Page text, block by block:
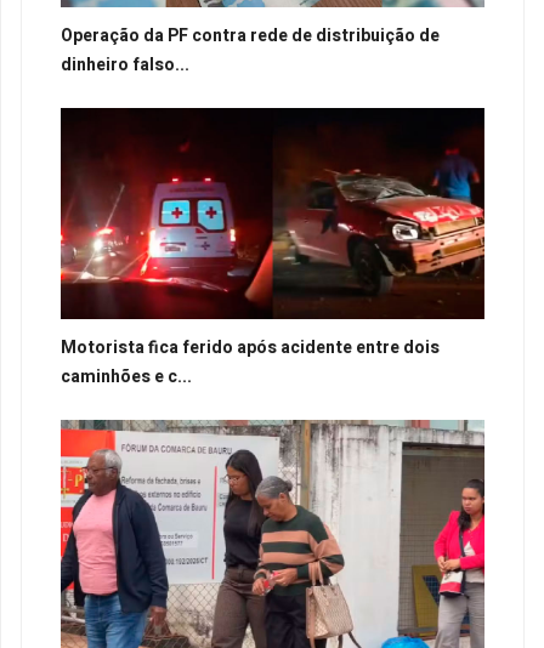
Operação da PF contra rede de distribuição de
dinheiro falso...
Motorista fica ferido após acidente entre dois
caminhões e c...